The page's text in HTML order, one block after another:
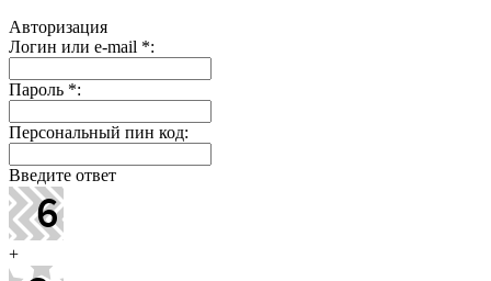
Авторизация
Логин или e-mail *:
Пароль *:
Персональный пин код:
Введите ответ
+